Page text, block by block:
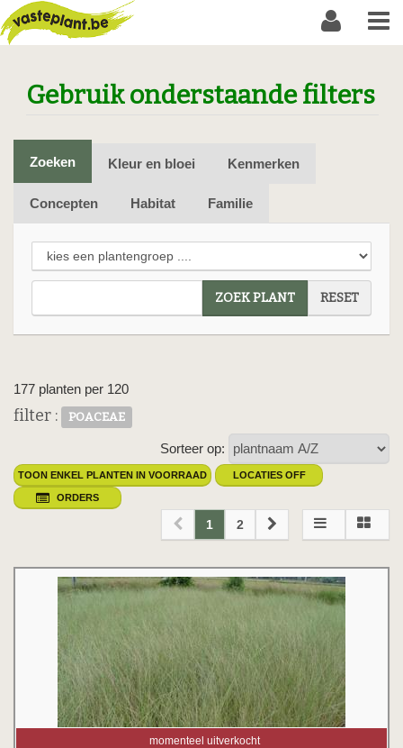
Gebruik onderstaande filters
Zoeken Kleur en bloei Kenmerken
Concepten Habitat Familie
ZOEK PLANT RESET
177 planten per 120
filter : POACEAE
Sorteer op:
TOON ENKEL PLANTEN IN VOORRAAD LOCATIES OFF
ORDERS
1 2
momenteel uitverkocht